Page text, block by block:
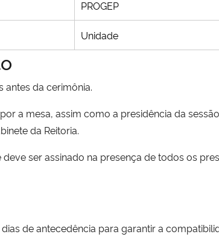
PROGEP
Unidade
antes da cerimônia.
a mesa, assim como a presidência da
da Reitoria.
ser assinado na presença de todos os
de antecedência para garantir a